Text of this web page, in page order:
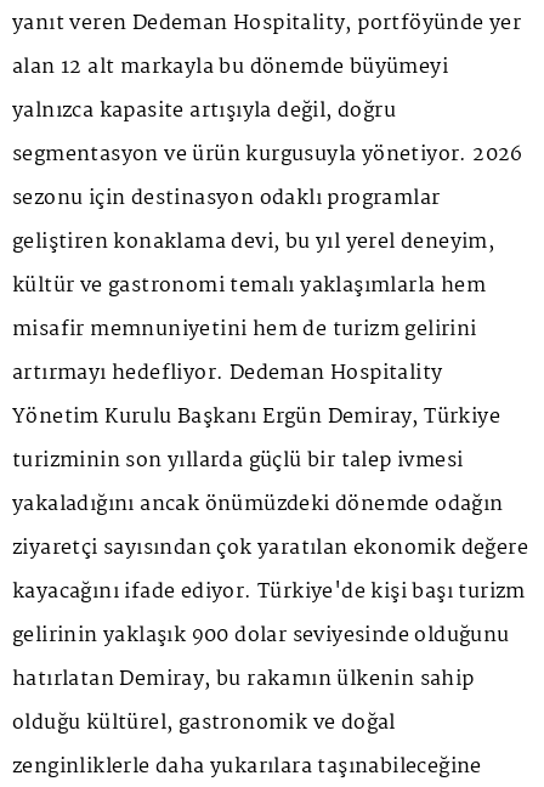
yanıt veren Dedeman Hospitality, portföyünde yer
alan 12 alt markayla bu dönemde büyümeyi
yalnızca kapasite artışıyla değil, doğru
segmentasyon ve ürün kurgusuyla yönetiyor. 2026
sezonu için destinasyon odaklı programlar
geliştiren konaklama devi, bu yıl yerel deneyim,
kültür ve gastronomi temalı yaklaşımlarla hem
misafir memnuniyetini hem de turizm gelirini
artırmayı hedefliyor. Dedeman Hospitality
Yönetim Kurulu Başkanı Ergün Demiray, Türkiye
turizminin son yıllarda güçlü bir talep ivmesi
yakaladığını ancak önümüzdeki dönemde odağın
ziyaretçi sayısından çok yaratılan ekonomik değere
kayacağını ifade ediyor. Türkiye'de kişi başı turizm
gelirinin yaklaşık 900 dolar seviyesinde olduğunu
hatırlatan Demiray, bu rakamın ülkenin sahip
olduğu kültürel, gastronomik ve doğal
zenginliklerle daha yukarılara taşınabileceğine